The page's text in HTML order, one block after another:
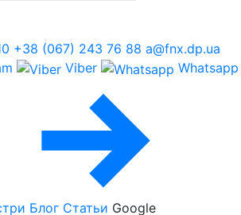
+38 (067) 243 76 88 a@fnx.dp.ua
Viber Whatsapp
Блог Статьи Google